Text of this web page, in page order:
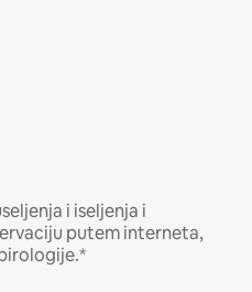
i iseljenja i
putem interneta,